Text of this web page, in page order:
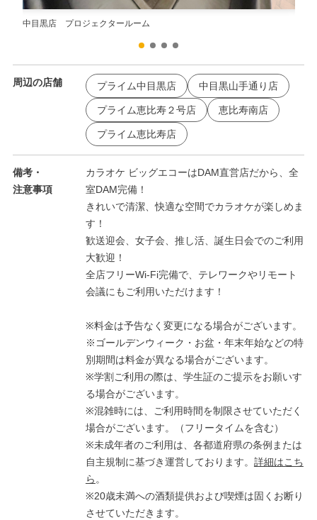
中目黒店 プロジェクタールーム
周辺の店舗 プライム中目黒店 中目黒山手通り店
プライム恵比寿２号店 恵比寿南店
プライム恵比寿店
備考・
注意事項
カラオケ ビッグエコーはDAM直営店だから、全
室DAM完備！
きれいで清潔、快適な空間でカラオケが楽しめま
す！
歓送迎会、女子会、推し活、誕生日会でのご利用
大歓迎！
全店フリーWi-Fi完備で、テレワークやリモート
会議にもご利用いただけます！
※料金は予告なく変更になる場合がございます。
※ゴールデンウィーク・お盆・年末年始などの特
別期間は料金が異なる場合がございます。
※学割ご利用の際は、学生証のご提示をお願いす
る場合がございます。
※混雑時には、ご利用時間を制限させていただく
場合がございます。（フリータイムを含む）
※未成年者のご利用は、各都道府県の条例または
自主規制に基づき運営しております。 詳細はこち
ら。
※20歳未満への酒類提供および喫煙は固くお断り
させていただきます。